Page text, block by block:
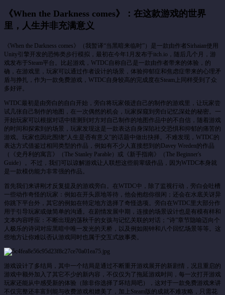
《When the Darkness comes》：在这款游戏的世界
里，人生并非充满意义
《When the Darkness comes》（我暂译“当黑暗来临时”）是一款由作者Sirhaian使用
Unity引擎开发的恐怖类步行模拟，最初在今年1月发布于itch.io，随后几个月，游
戏发布于Steam平台。比起游戏，WTDC自称自己是一款由作者带来的体验，的
确，在游戏里，玩家可以通过作者设计的场景，体验抑郁症和焦虑症带来的心理矛
盾与挣扎，作为一款免费游戏，WTDC自身较高的完成度在Steam上同样受到了众
多好评。
WTDC最初是由旁白的自白开始，旁白将玩家领进自己的制作的游戏里，让玩家尝
试几张自己制作的地图，在一次偶然的机会，玩家探窥到旁白记忆深处的秘密。一
开始玩家可以根据对话中猜测到对方对自己制作的地图作品中的不自信，随着游戏
的时间和探索到的场景，玩家发现这是一款表达自身深陷社交恐惧和抑郁的痛苦的
游戏。玩家也因此围绕“人生是否有意义”的话题中做出抉择。不难发现，WTDC的
表达方式借鉴过相同类型的作品，例如有不少人直接想到的Davey Wreden的作品
（《史丹利的寓言》（The Stanley Parable）或《新手指南》（The Beginner's
Guide）。不过，我们可以谅解游戏让人联想这些前辈级作品，因为WTDC本身就
是一款模仿能力非常强的作品。
首先我们来讲刚才反复提及的游戏旁白。在WTDC中，除了监视行动，旁白会吐槽
一些动作奇怪的玩家：例如在开头原地等待，他会抱怨你很闲；还会在水底关讶异
你跳下平台外，其它的例如在特定地方选择了奇怪选项。旁白在WTDC里大部分作
用于引导玩家或做简单的沟通。在剧情发展中期，连接的场景设计也是有模有样和
文本内容呼应：不断出现的荡秋千的女孩与记忆关联的对话；“诗”章节隐喻迈向个
人极乐的诗词对应黑暗中唯一发光的天桥，以及例如闹钟和八个回忆场景等等。这
些地方让你难以否认游戏同时也属于交互式故事类。
游戏设计了多结局，其中一个结局是通过不断重开游戏展开的新剧情，况且重启的
游戏中额外加入了其它不少的新内容，不仅仅为了拖延游戏时间，每一次打开游戏
玩家还能从中感受新的体验（除非你选择了坏结局吧），这对于一款免费游戏来讲
不仅完整还丰富到能与收费游戏相媲美了，加上Steam版的成就不难攻略，只需花